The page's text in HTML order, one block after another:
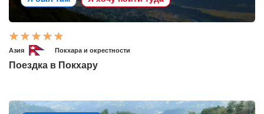
Азия Покхара и окрестности
Поездка в Покхару